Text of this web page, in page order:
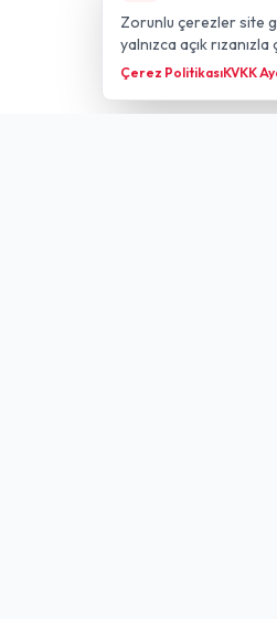
Zorunlu çerezler site
yalnızca açık rızanızla
Çerez PolitikasıKVKK